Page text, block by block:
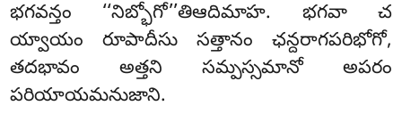
భగవన్తం ‘‘నిబ్భోగో’’తిఆదిమాహ. భగవా చ
య్వాయం రూపాదీసు సత్తానం ఛన్దరాగపరిభోగో,
తదభావం అత్తని సమ్పస్సమానో అపరం
పరియాయమనుజాని.